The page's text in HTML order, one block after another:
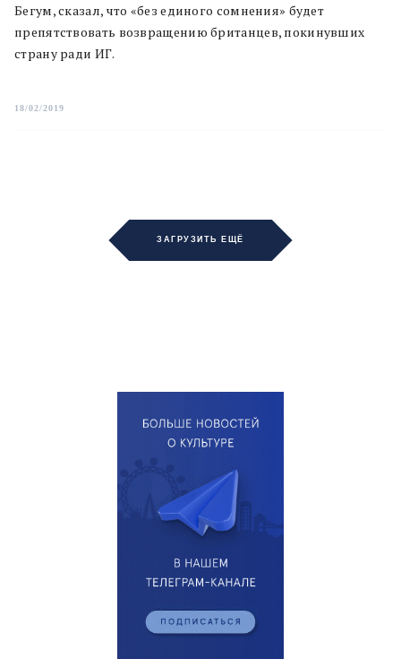
Бегум, сказал, что «без единого сомнения» будет
препятствовать возвращению британцев, покинувших
страну ради ИГ.
18/02/2019
ЗАГРУЗИТЬ ЕЩЁ